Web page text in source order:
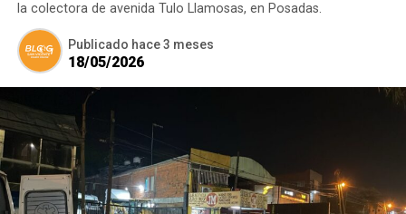
la colectora de avenida Tulo Llamosas, en Posadas.
Publicado hace 3 meses
18/05/2026